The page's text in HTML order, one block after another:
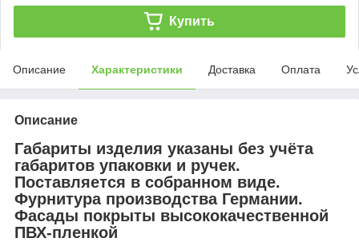
Купить
Описание Характеристики Доставка Оплата
Описание
Габариты изделия указаны без учёта
габаритов упаковки и ручек.
Поставляется в собранном виде.
Фурнитура производства Германии.
Фасады покрыты высококачественной
ПВХ-пленкой